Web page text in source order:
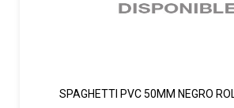
SPAGHETTI PVC 50MM NEGRO